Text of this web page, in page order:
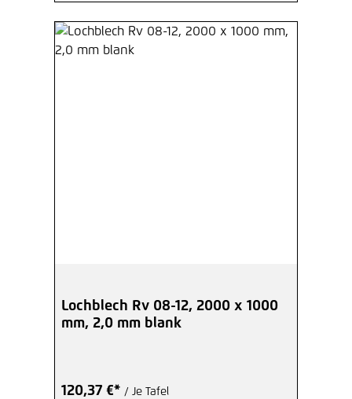
Lochblech Rv 08-12, 2000 x 1000
mm, 2,0 mm blank
120,37 €* / Je Tafel